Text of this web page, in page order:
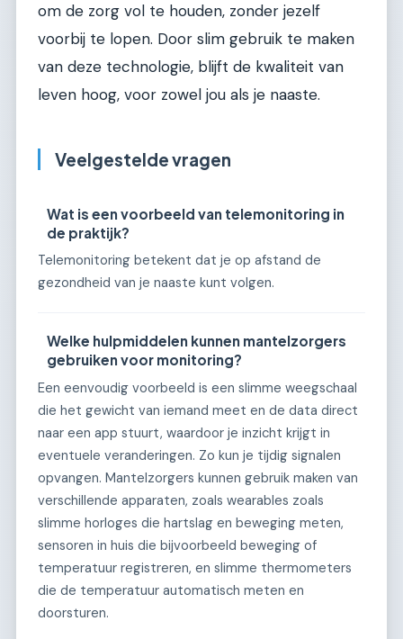
om de zorg vol te houden, zonder jezelf
voorbij te lopen. Door slim gebruik te maken
van deze technologie, blijft de kwaliteit van
leven hoog, voor zowel jou als je naaste.
Veelgestelde vragen
Wat is een voorbeeld van telemonitoring in
de praktijk?
Telemonitoring betekent dat je op afstand de
gezondheid van je naaste kunt volgen.
Welke hulpmiddelen kunnen mantelzorgers
gebruiken voor monitoring?
Een eenvoudig voorbeeld is een slimme weegschaal
die het gewicht van iemand meet en de data direct
naar een app stuurt, waardoor je inzicht krijgt in
eventuele veranderingen. Zo kun je tijdig signalen
opvangen. Mantelzorgers kunnen gebruik maken van
verschillende apparaten, zoals wearables zoals
slimme horloges die hartslag en beweging meten,
sensoren in huis die bijvoorbeeld beweging of
temperatuur registreren, en slimme thermometers
die de temperatuur automatisch meten en
doorsturen.